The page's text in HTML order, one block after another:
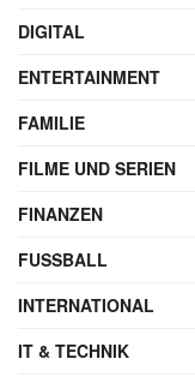
DIGITAL
ENTERTAINMENT
FAMILIE
FILME UND SERIEN
FINANZEN
FUSSBALL
INTERNATIONAL
IT & TECHNIK